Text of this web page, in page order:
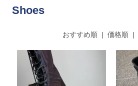
Shoes
おすすめ順| 価格順|